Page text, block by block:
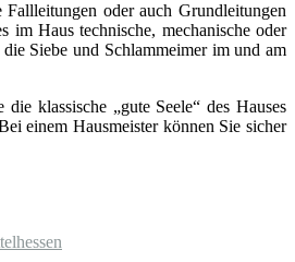
oder auch Grundleitungen
im Haus technische, mechanische oder
Siebe und Schlammeimer im und am
klassische „gute Seele“ des Hauses
einem Hausmeister können Sie sicher